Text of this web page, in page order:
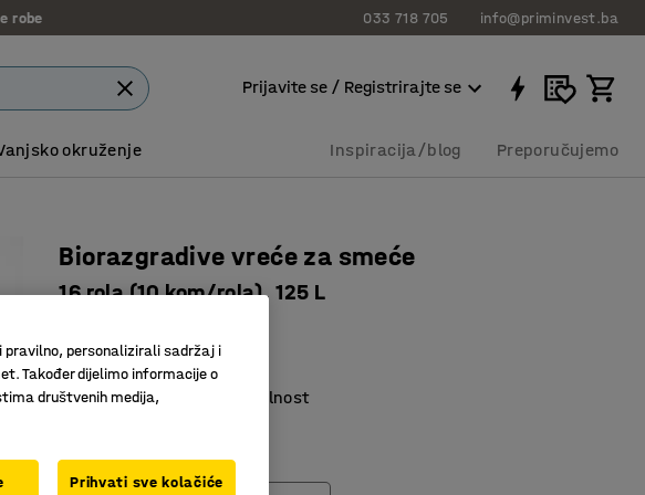
robe 033 718 705 info@priminvest.ba
Prijavite se / Registrirajte se
okruženje Inspiracija/blog Preporučujemo
Biorazgradive vreće za smeće
16 rola (10 kom/rola), 125 L
Biorazgradiva
Ravno dno za veću stabilnost
Volumen (L)
pravilno, personalizirali sadržaj i
Također dijelimo informacije o
društvenih medija,
Prihvati sve kolačiće